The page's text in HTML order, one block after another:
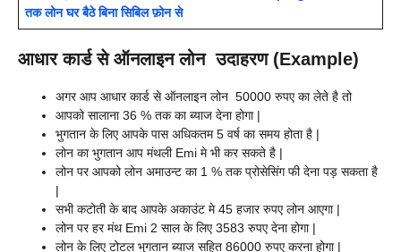
तक लोन घर बैठे बिना सिबिल फ़ोन से
आधार कार्ड से ऑनलाइन लोन उदाहरण (Example)
अगर आप आधार कार्ड से ऑनलाइन लोन 50000 रुपए का लेते है तो
आपको सालाना 36 % तक का ब्याज देना होगा |
भुगतान के लिए आपके पास अधिकतम 5 वर्ष का समय होता है |
लोन का भुगतान आप मंथली Emi मे भी कर सकते है |
लोन पर आपको लोन अमाउन्ट का 1 % तक प्रोसेसिंग फी देना पड़ सकता है
|
सभी कटोती के बाद आपके अकाउंट मे 45 हजार रुपए लोन आएगा |
लोन पर हर मंथ Emi 2 साल के लिए 3583 रुपए देना होगा |
लोन के लिए टोटल भुगतान ब्याज सहित 86000 रुपए करना होगा |